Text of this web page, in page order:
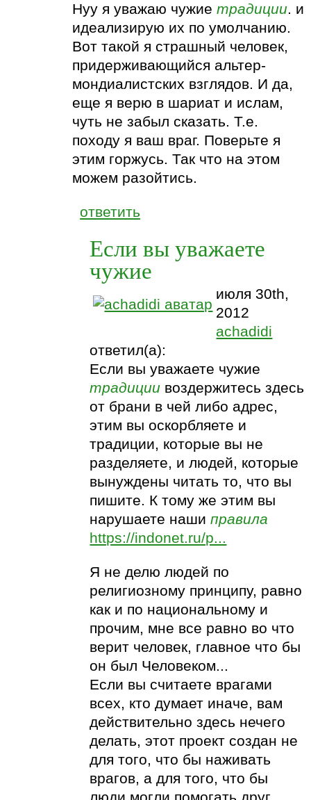
Нуу я уважаю чужиетрадиции. и
идеализирую их по умолчанию.
Вот такой я страшный человек,
придерживающийся альтер-
мондиалистских взглядов. И да,
еще я верю в шариат и ислам,
чуть не забыл сказать. Т.е.
походу я ваш враг. Поверьте я
этим горжусь. Так что на этом
можем разойтись.
ответить
Если вы уважаете
чужие
июля 30th,
2012
achadidi
ответил(а):
Если вы уважаете чужие
традиции воздержитесь здесь
от брани в чей либо адрес,
этим вы оскорбляете и
традиции, которые вы не
разделяете, и людей, которые
вынуждены читать то, что вы
пишите. К тому же этим вы
нарушаете нашиправила
https://indonet.ru/p...
Я не делю людей по
религиозному принципу, равно
как и по национальному и
прочим, мне все равно во что
верит человек, главное что бы
он был Человеком...
Если вы считаете врагами
всех, кто думает иначе, вам
действительно здесь нечего
делать, этот проект создан не
для того, что бы наживать
врагов, а для того, что бы